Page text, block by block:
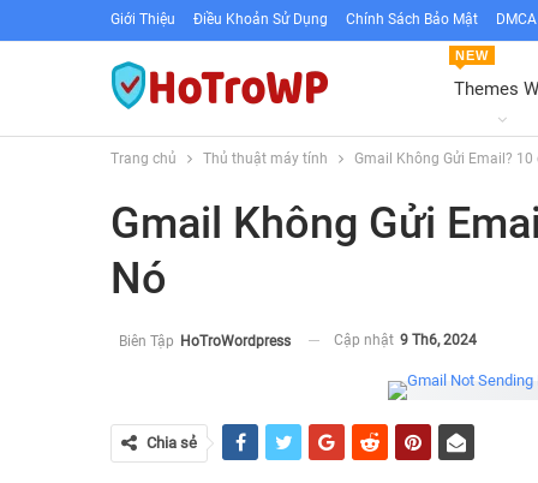
Giới Thiệu Điều Khoản Sử Dụng Chính Sách Bảo Mật
Themes
NEW
Trang chủ Thủ thuật máy tính Gmail Không Gửi Email?
Gmail Không Gửi
Nó
Biên Tập HoTroWordpress Cập nhật 9 Th6, 2024
Chia sẻ